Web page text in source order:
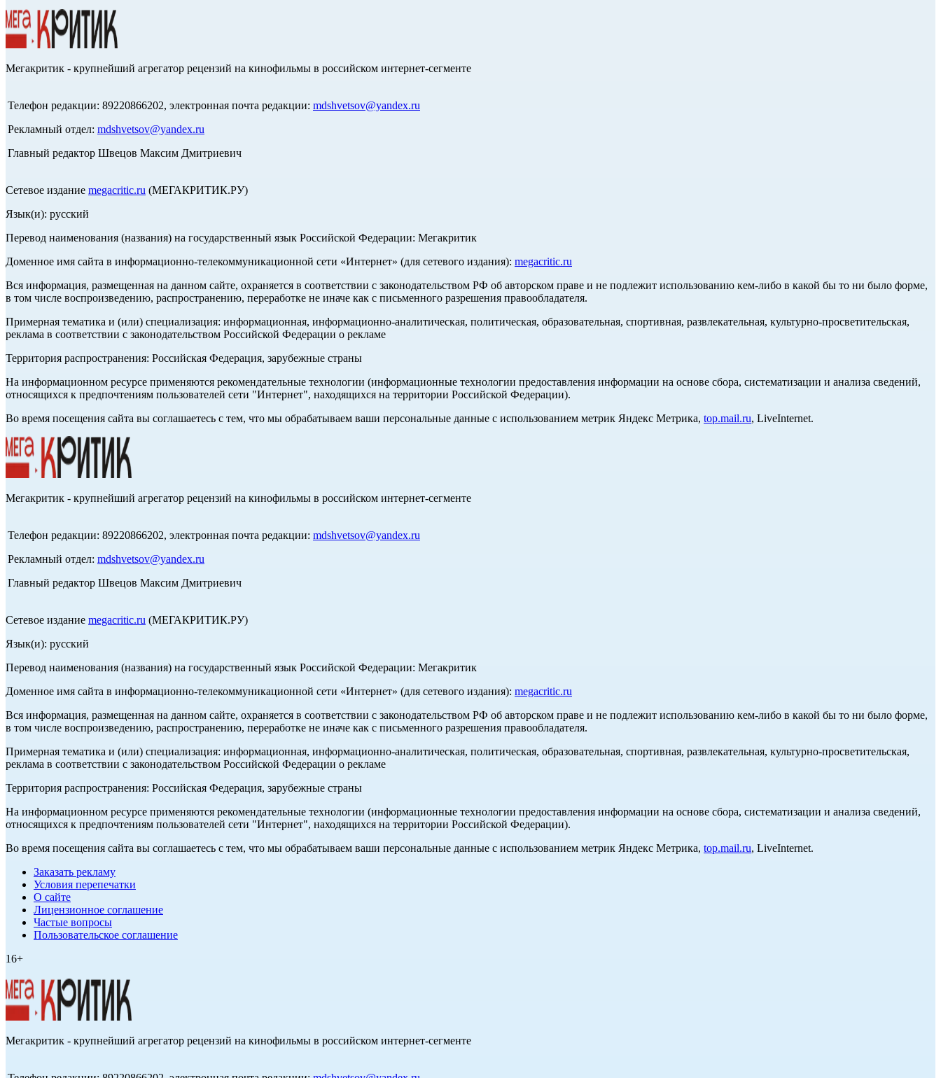
Мегакритик - крупнейший агрегатор рецензий на кинофильмы в российском интернет-сегменте
Телефон редакции: 89220866202, электронная почта редакции: mdshvetsov@yandex.ru
Рекламный отдел: mdshvetsov@yandex.ru
Главный редактор Швецов Максим Дмитриевич
Сетевое издание megacritic.ru (МЕГАКРИТИК.РУ)
Язык(и): русский
Перевод наименования (названия) на государственный язык Российской Федерации: Мегакритик
Доменное имя сайта в информационно-телекоммуникационной сети «Интернет» (для сетевого издания): megacritic.ru
Вся информация, размещенная на данном сайте, охраняется в соответствии с законодательством РФ об авторском праве и не подлежит использованию кем-либо в какой бы то ни было форме,
в том числе воспроизведению, распространению, переработке не иначе как с письменного разрешения правообладателя.
Примерная тематика и (или) специализация: информационная, информационно-аналитическая, политическая, образовательная, спортивная, развлекательная, культурно-просветительская,
реклама в соответствии с законодательством Российской Федерации о рекламе
Территория распространения: Российская Федерация, зарубежные страны
На информационном ресурсе применяются рекомендательные технологии (информационные технологии предоставления информации на основе сбора, систематизации и анализа сведений,
относящихся к предпочтениям пользователей сети "Интернет", находящихся на территории Российской Федерации).
Во время посещения сайта вы соглашаетесь с тем, что мы обрабатываем ваши персональные данные с использованием метрик Яндекс Метрика, top.mail.ru, LiveInternet.
Мегакритик - крупнейший агрегатор рецензий на кинофильмы в российском интернет-сегменте
Телефон редакции: 89220866202, электронная почта редакции: mdshvetsov@yandex.ru
Рекламный отдел: mdshvetsov@yandex.ru
Главный редактор Швецов Максим Дмитриевич
Сетевое издание megacritic.ru (МЕГАКРИТИК.РУ)
Язык(и): русский
Перевод наименования (названия) на государственный язык Российской Федерации: Мегакритик
Доменное имя сайта в информационно-телекоммуникационной сети «Интернет» (для сетевого издания): megacritic.ru
Вся информация, размещенная на данном сайте, охраняется в соответствии с законодательством РФ об авторском праве и не подлежит использованию кем-либо в какой бы то ни было форме,
в том числе воспроизведению, распространению, переработке не иначе как с письменного разрешения правообладателя.
Примерная тематика и (или) специализация: информационная, информационно-аналитическая, политическая, образовательная, спортивная, развлекательная, культурно-просветительская,
реклама в соответствии с законодательством Российской Федерации о рекламе
Территория распространения: Российская Федерация, зарубежные страны
На информационном ресурсе применяются рекомендательные технологии (информационные технологии предоставления информации на основе сбора, систематизации и анализа сведений,
относящихся к предпочтениям пользователей сети "Интернет", находящихся на территории Российской Федерации).
Во время посещения сайта вы соглашаетесь с тем, что мы обрабатываем ваши персональные данные с использованием метрик Яндекс Метрика, top.mail.ru, LiveInternet.
Заказать рекламу
Условия перепечатки
О сайте
Лицензионное соглашение
Частые вопросы
Пользовательское соглашение
16+
Мегакритик - крупнейший агрегатор рецензий на кинофильмы в российском интернет-сегменте